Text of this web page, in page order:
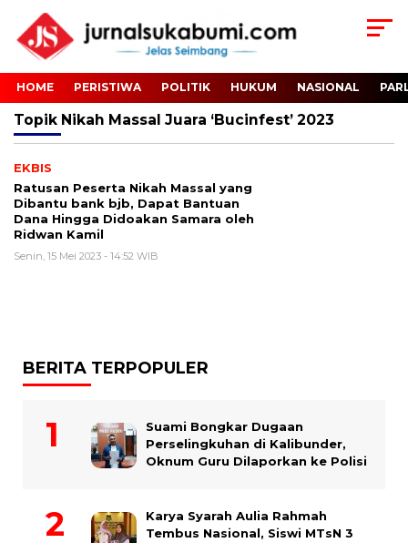
HOME PERISTIWA POLITIK HUKUM NASIONAL
Topik Nikah Massal Juara ‘Bucinfest’ 2023
EKBIS
Ratusan Peserta Nikah Massal yang
Dibantu bank bjb, Dapat Bantuan
Dana Hingga Didoakan Samara oleh
Ridwan Kamil
Senin, 15 Mei 2023 - 14:52 WIB
BERITA TERPOPULER
Suami Bongkar Dugaan
Perselingkuhan di Kalibunder,
Oknum Guru Dilaporkan ke Polisi
Karya Syarah Aulia Rahmah
Tembus Nasional, Siswi MTsN 3